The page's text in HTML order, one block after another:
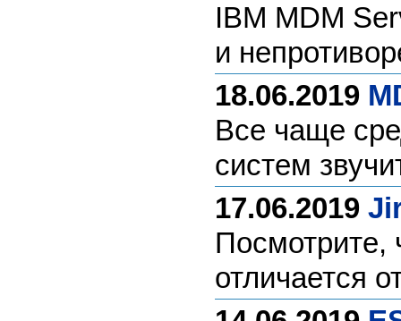
IBM MDM
и
18.06.2019
Все чаще
систем
17.06.2019
Посмотрите,
отличается